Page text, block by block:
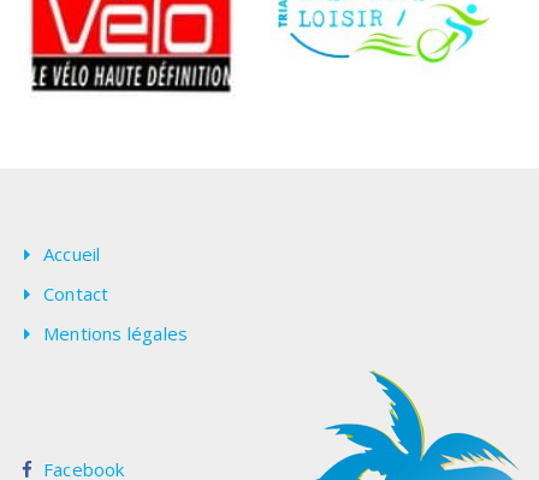
Accueil
Contact
Mentions légales
Facebook